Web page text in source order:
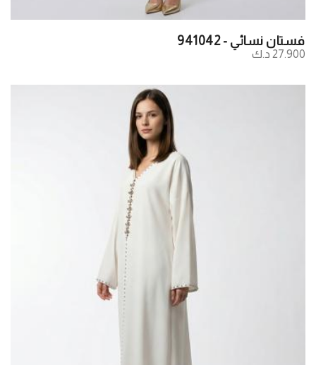
فستان نسائي - 941042
27.900 د.ك